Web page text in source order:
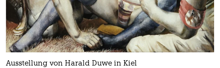
Ausstellung von Harald Duwe in Kiel